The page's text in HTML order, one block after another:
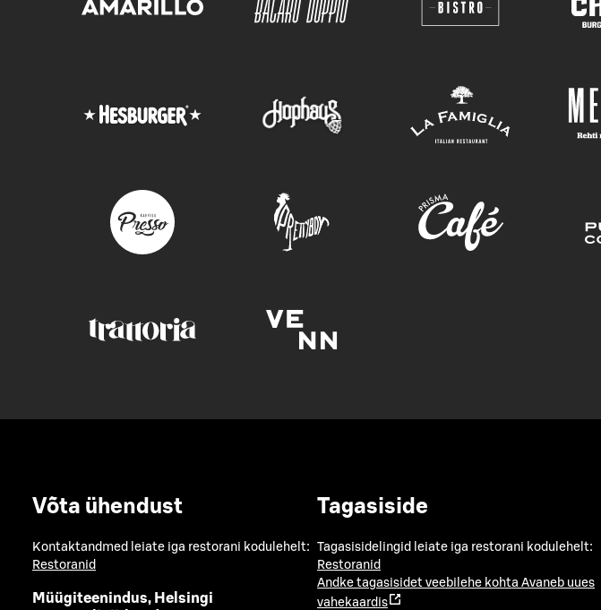
Võta ühendust
Kontaktandmed leiate iga restorani kodulehelt:
Restoranid
Müügiteenindus, Helsingi
Tagasiside
Tagasisidelingid leiate iga restorani kodulehelt:
Restoranid
Andke tagasisidet veebilehe kohta Avaneb uues
vahekaardis